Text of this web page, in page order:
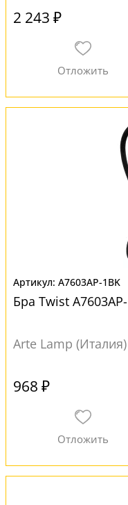
2 243 ₽
A7603AP-1BK
Бра Twist
Arte Lamp (Италия)
968 ₽